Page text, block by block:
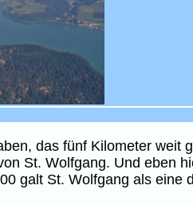
das fünf Kilometer weit
St. Wolfgang. Und eben
galt St. Wolfgang als eine